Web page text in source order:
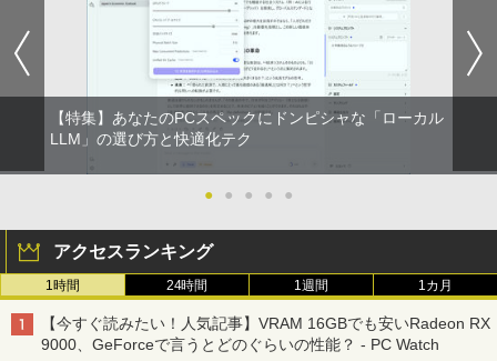
【特集】あなたのPCスペックにドンピシャな「ローカル
LLM」の選び方と快適化テク
● ● ● ● ●
アクセスランキング
1時間 24時間 1週間 1カ月
【今すぐ読みたい！人気記事】VRAM 16GBでも安いRadeon RX
9000、GeForceで言うとどのぐらいの性能？ - PC Watch